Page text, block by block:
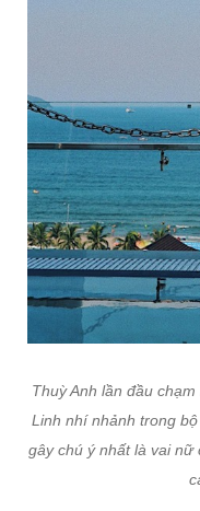
Thuỳ Anh lần đầu
Linh nhí nhảnh trong
gây chú ý nhất là vai